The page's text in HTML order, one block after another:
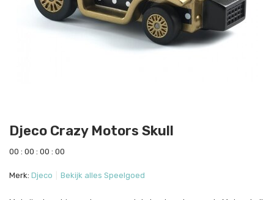
Djeco Crazy Motors Skull
00 : 00 : 00 : 00
Merk: Djeco Bekijk alles Speelgoed